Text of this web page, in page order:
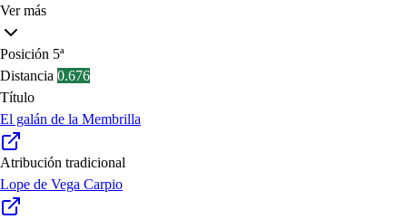
Ver más
Posición 5ª
Distancia 0.676
Título
El galán de la Membrilla
Atribución tradicional
Lope de Vega Carpio